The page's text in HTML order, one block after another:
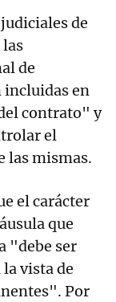
de
las
de
incluidas en
contrato" y
el
las mismas.
el carácter
que
"debe ser
vista de
Por